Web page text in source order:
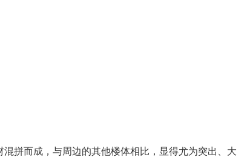
拼而成，与周边的其他楼体相比，显得尤为突出、大